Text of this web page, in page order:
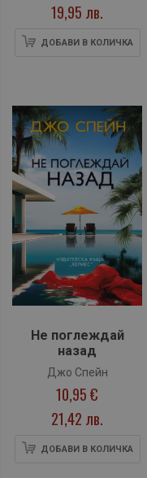
19,95 лв.
ДОБАВИ В КОЛИЧКА
Не поглеждай
назад
Джо Спейн
10,95 €
21,42 лв.
ДОБАВИ В КОЛИЧКА